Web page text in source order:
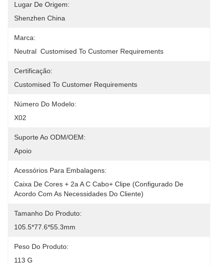
Lugar De Origem:
Shenzhen China
Marca:
Neutral  Customised To Customer Requirements
Certificação:
Customised To Customer Requirements
Número Do Modelo:
X02
Suporte Ao ODM/OEM:
Apoio
Acessórios Para Embalagens:
Caixa De Cores + 2a A C Cabo+ Clipe (configurado De
Acordo Com As Necessidades Do Cliente)
Tamanho Do Produto:
105.5*77.6*55.3mm
Peso Do Produto:
113 G